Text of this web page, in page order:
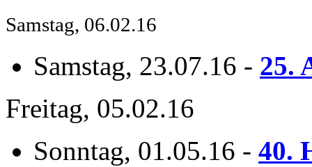
Samstag, 06.02.16
Samstag, 23.07.16 - 25.
Freitag, 05.02.16
Sonntag, 01.05.16 - 40.